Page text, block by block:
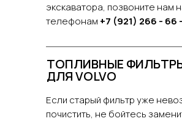
экскаватора, позвоните нам
телефонам +7 (921) 266 - 66
ТОПЛИВНЫЕ
ДЛЯ VOLVO
Если старый фильтр уже
почистить, не бойтесь